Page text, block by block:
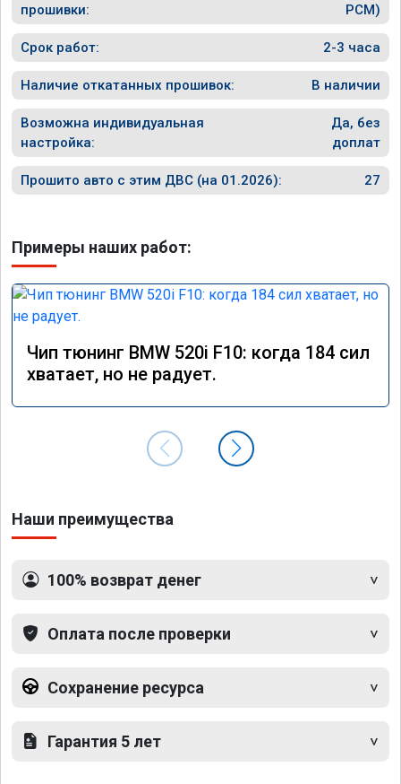
прошивки:
PCM)
Срок работ: 2-3 часа
Наличие откатанных прошивок: В наличии
Возможна индивидуальная
настройка:
Да, без
доплат
Прошито авто с этим ДВС (на 01.2026): 27
Примеры наших работ:
Чип тюнинг BMW 520i F10: когда 184 сил
хватает, но не радует.
Наши преимущества
100% возврат денег
Оплата после проверки
Сохранение ресурса
Гарантия 5 лет